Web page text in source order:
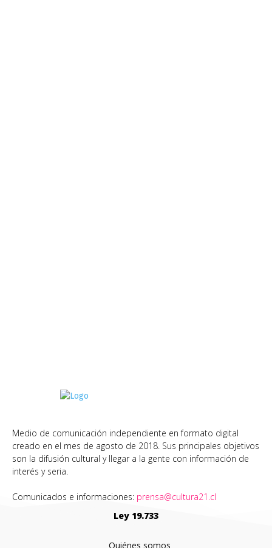
Medio de comunicación independiente en formato digital
creado en el mes de agosto de 2018. Sus principales objetivos
son la difusión cultural y llegar a la gente con información de
interés y seria.
Comunicados e informaciones: prensa@cultura21.cl
Ley 19.733
Quiénes somos